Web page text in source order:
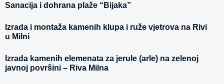
Sanacija i dohrana plaže “Bijaka”
Izrada i montaža kamenih klupa i ruže vjetrova na Rivi
u Milni
Izrada kamenih elemenata za jerule (arle) na zelenoj
javnoj površini – Riva Milna